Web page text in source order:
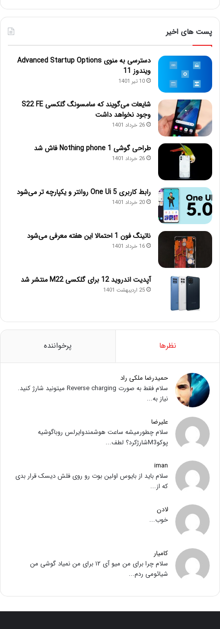
پست های اخیر
دسترسی به منوی Advanced Startup Options
ویندوز 11
10 تیر 1401
شایعات می‌گویند که سامسونگ گلکسی S22 FE
وجود نخواهد داشت
26 خرداد 1401
طراحی گوشی Nothing phone 1 فاش شد
26 خرداد 1401
رابط کاربری One Ui 5 روانتر و یکپارچه تر می‌شود
20 خرداد 1401
ناتینگ فون 1 احتمالا این هفته معرفی می‌شود
16 خرداد 1401
آپدیت اندروید 12 برای گلکسی M22 منتشر شد
25 اردیبهشت 1401
نظرها پرخواننده
حمیدرضا ملکی راد
سلام فقط به صورت Reverse charging میتونید شارژ کنید.
نیاز به...
علیرضا
سلام چطورمیشه ساعت هوشمندوایرلس روباگوشیه
پوکوM3شارژکرد؟ لطف...
iman
سلام باید از بایوس اولین بوت رو روی فلش دیسک قرار بدی
که از...
لادن
خوب...
کامیار
سلام چرا برای من میو آی ۱۲ برای من نمیاد گوشی من
شیائومی ردم...